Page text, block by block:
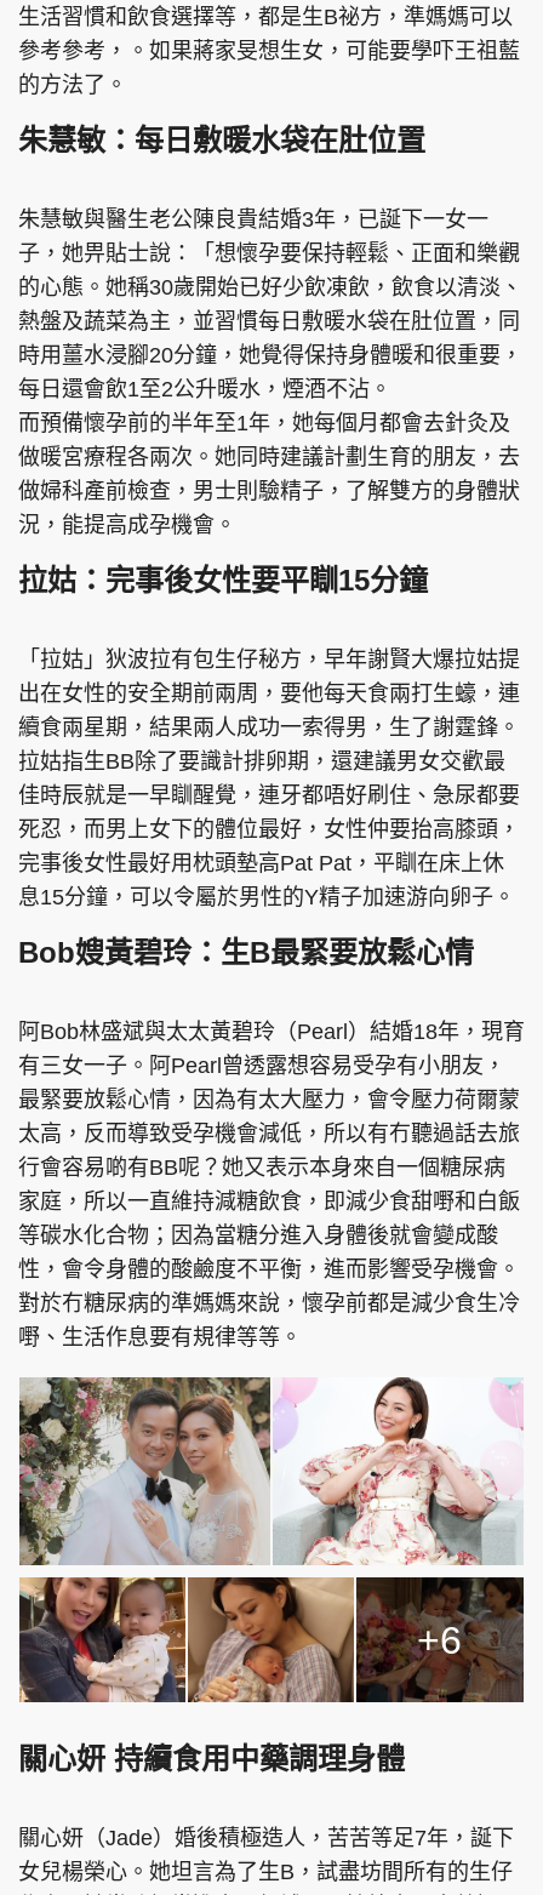
生活習慣和飲食選擇等，都是生B祕方，準媽媽可以
參考參考，。如果蔣家旻想生女，可能要學吓王祖藍
的方法了。
朱慧敏：每日敷暖水袋在肚位置
朱慧敏與醫生老公陳良貴結婚3年，已誕下一女一
子，她畀貼士說：「想懷孕要保持輕鬆、正面和樂觀
的心態。她稱30歲開始已好少飲凍飲，飲食以清淡、
熱盤及蔬菜為主，並習慣每日敷暖水袋在肚位置，同
時用薑水浸腳20分鐘，她覺得保持身體暖和很重要，
每日還會飲1至2公升暖水，煙酒不沾。
而預備懷孕前的半年至1年，她每個月都會去針灸及
做暖宮療程各兩次。她同時建議計劃生育的朋友，去
做婦科產前檢查，男士則驗精子，了解雙方的身體狀
況，能提高成孕機會。
拉姑：完事後女性要平瞓15分鐘
「拉姑」狄波拉有包生仔秘方，早年謝賢大爆拉姑提
出在女性的安全期前兩周，要他每天食兩打生蠔，連
續食兩星期，結果兩人成功一索得男，生了謝霆鋒。
拉姑指生BB除了要識計排卵期，還建議男女交歡最
佳時辰就是一早瞓醒覺，連牙都唔好刷住、急尿都要
死忍，而男上女下的體位最好，女性仲要抬高膝頭，
完事後女性最好用枕頭墊高Pat Pat，平瞓在床上休
息15分鐘，可以令屬於男性的Y精子加速游向卵子。
Bob嫂黃碧玲：生B最緊要放鬆心情
阿Bob林盛斌與太太黃碧玲（Pearl）結婚18年，現育
有三女一子。阿Pearl曾透露想容易受孕有小朋友，
最緊要放鬆心情，因為有太大壓力，會令壓力荷爾蒙
太高，反而導致受孕機會減低，所以有冇聽過話去旅
行會容易啲有BB呢？她又表示本身來自一個糖尿病
家庭，所以一直維持減糖飲食，即減少食甜嘢和白飯
等碳水化合物；因為當糖分進入身體後就會變成酸
性，會令身體的酸鹼度不平衡，進而影響受孕機會。
對於冇糖尿病的準媽媽來說，懷孕前都是減少食生冷
嘢、生活作息要有規律等等。
+6
關心妍 持續食用中藥調理身體
關心妍（Jade）婚後積極造人，苦苦等足7年，誕下
女兒楊榮心。她坦言為了生B，試盡坊間所有的生仔